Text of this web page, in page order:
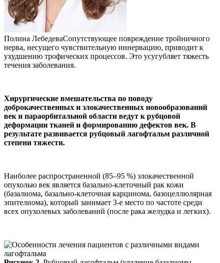
Полина ЛебедеваСопутствующее повреждение тройничного
нерва, несущего чувствительную иннервацию, приводит к
ухудшению трофических процессов. Это усугубляет тяжесть
течения заболевания.
Хирургические вмешательства по поводу
доброкачественных и злокачественных новообразований
век и параорбитальной области ведут к рубцовой
деформации тканей и формированию дефектов век. В
результате развивается рубцовый лагофтальм различной
степени тяжести.
Наиболее распространенной (85–95 %) злокачественной
опухолью век является базально-клеточный рак кожи
(базалиома, базально-клеточная карцинома, базоцеллюлярная
эпителиома), который занимает 3-е место по частоте среди
всех опухолевых заболеваний (после рака желудка и легких).